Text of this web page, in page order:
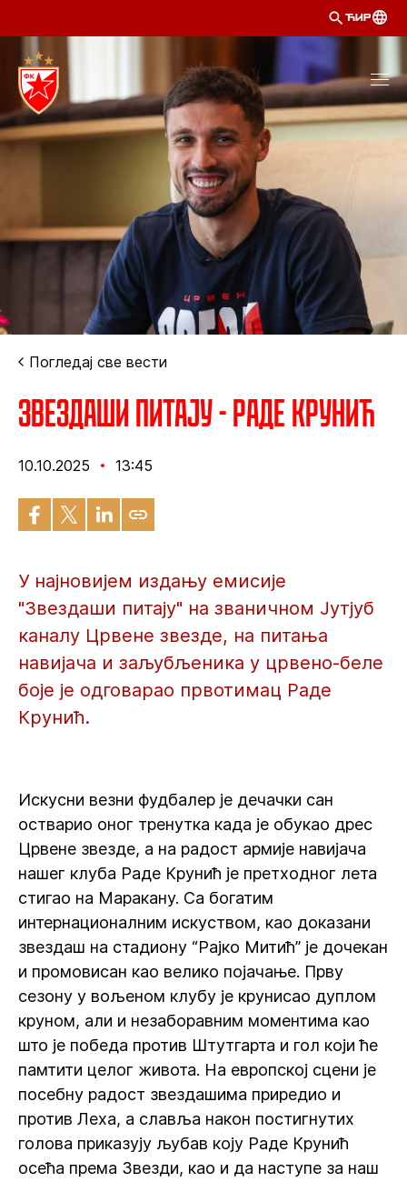
ЋИР
Погледај све вести
Звездаши питају - Раде Крунић
10.10.2025 13:45
У најновијем издању емисије
"Звездаши питају" на званичном Јутјуб
каналу Црвене звезде, на питања
навијача и заљубљеника у црвено-беле
боје је одговарао првотимац Раде
Крунић.
Искусни везни фудбалер је дечачки сан
остварио оног тренутка када је обукао дрес
Црвене звезде, а на радост армије навијача
нашег клуба Раде Крунић је претходног лета
стигао на Маракану. Са богатим
интернационалним искуством, као доказани
звездаш на стадиону “Рајко Митић” је дочекан
и промовисан као велико појачање. Прву
сезону у вољеном клубу је крунисао дуплом
круном, али и незаборавним моментима као
што је победа против Штутгарта и гол који ће
памтити целог живота. На европској сцени је
посебну радост звездашима приредио и
против Леха, а славља након постигнутих
голова приказују љубав коју Раде Крунић
осећа према Звезди, као и да наступе за наш